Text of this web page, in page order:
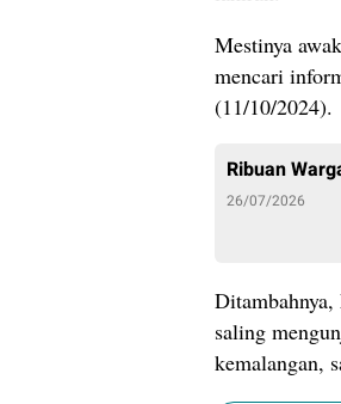
Mestinya
mencari
(11/10/2024).
Ribuan
26/07/2026
saling
kemalangan,